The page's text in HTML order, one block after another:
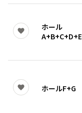
ホール
A+B+C+D+E
ホールF+G